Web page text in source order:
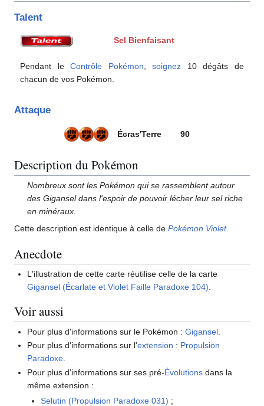
Talent
Sel Bienfaisant
Pendant leContrôle Pokémon ,soignez 10 dégâts de
chacun de vos Pokémon.
Attaque
Écras'Terre 90
Description du Pokémon
Nombreux sont les Pokémon qui se rassemblent autour
des Gigansel dans l'espoir de pouvoir lécher leur sel riche
en minéraux.
Cette description est identique à celle de Pokémon Violet.
Anecdote
L'illustration de cette carte réutilise celle de la carte
Gigansel (Écarlate et Violet Faille Paradoxe 104).
Voir aussi
Pour plus d'informations sur le Pokémon :Gigansel
Pour plus d'informations sur l'extension : Propulsion
Paradoxe.
Pour plus d'informations sur ses pré-Évolutions dans la
même extension :
Selutin (Propulsion Paradoxe 031) ;